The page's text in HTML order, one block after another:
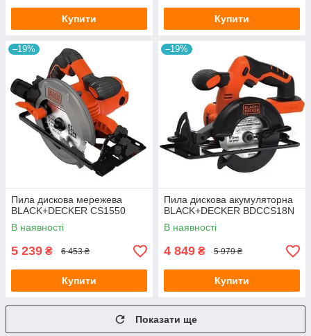
Купити Купити
–19%
Пила дискова мережева
BLACK+DECKER CS1550
В наявності
5 239 ₴ 6 453 ₴
Купити
–19%
Пила дискова акумуляторна
BLACK+DECKER BDCCS18N
В наявності
4 849 ₴ 5 979 ₴
Купити
Показати ще